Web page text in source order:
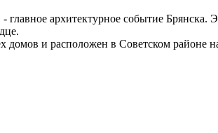
архитектурное событие Брянска.
домов и расположен в Советском районе